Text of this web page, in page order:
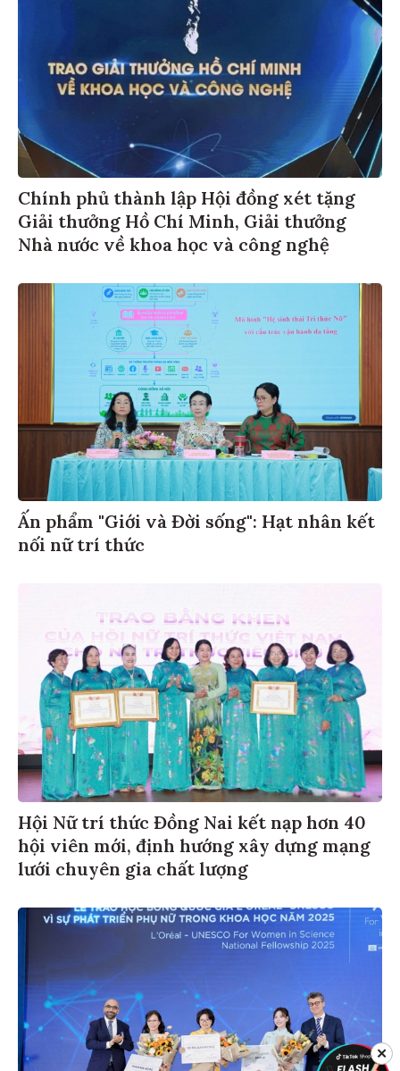
Chính phủ thành lập Hội đồng xét tặng
Giải thưởng Hồ Chí Minh, Giải thưởng
Nhà nước về khoa học và công nghệ
Ấn phẩm "Giới và Đời sống": Hạt nhân kết
nối nữ trí thức
Hội Nữ trí thức Đồng Nai kết nạp hơn 40
hội viên mới, định hướng xây dựng mạng
lưới chuyên gia chất lượng
✕